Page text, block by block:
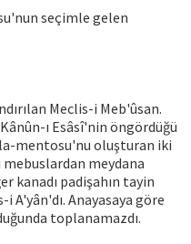
seçimle gelen
Meclis-i Meb'ûsan.
ı Esâsî'nin öngör­düğü
mentosu'nu oluşturan iki
meydana
kana­dı padişahın tayin
Anayasaya göre
toplanamazdı.